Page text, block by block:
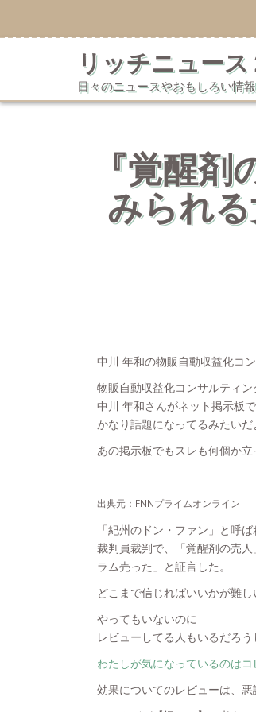
テ
ス
リッチニュース
日々のニュースやおもしろい情
『覚醒
みられ
中川 年和の物販自動収益化コ
物販自動収益化コンサルティ
中川 年和さんがネット掲示板で
かなり話題になってるみたいだ
あの掲示板でもスレも何個か
出典元：FNNプライムオンライン
「紀州のドン・ファン」と呼
裁判員裁判で、「覚醒剤の売
ラム売った」と証言した。
どこまで信じればいいかが難し
やってもいないのに
レビューしてる人もいるだろう
わたしが気になっているのはコ
効果についてのレビューは、悪